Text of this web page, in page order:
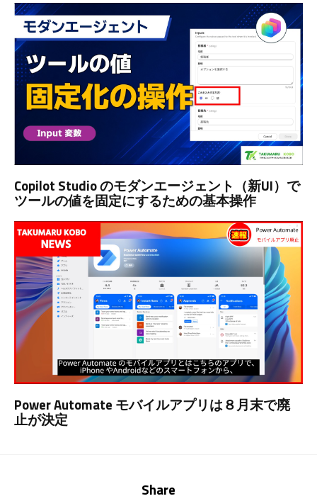
Copilot Studio のモダンエージェント（新UI）で
ツールの値を固定にするための基本操作
Power Automate モバイルアプリは８月末で廃
止が決定
Share